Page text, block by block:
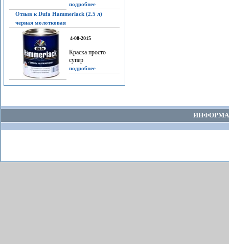
подробнее
Отзыв к Dufa Hammerlack (2.5 л)
черная молотковая
4-08-2015
Краска просто
супер
подробнее